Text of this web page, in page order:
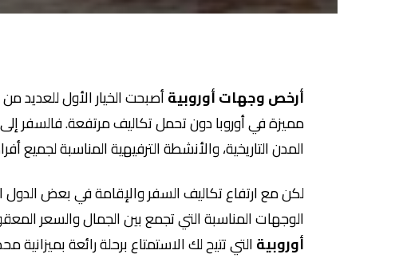
أرخص وجهات أوروبيةأصبحت الخيار الأول للعديد
مميزة في أوروبا دون تحمل تكاليف مرتفعة. فالسفر إلى
المدن التاريخية، والأنشطة الترفيهية المناسبة لجميع
لكن مع ارتفاع تكاليف السفر والإقامة في بعض الدول
الوجهات المناسبة التي تجمع بين الجمال والسعر
أوروبيةالتي تتيح لك الاستمتاع برحلة رائعة بميزانية